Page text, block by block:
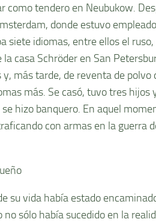
como tendero en Neubukow.
donde estuvo
siete idiomas, entre ellos el
casa Schröder en San
más tarde, de reventa de polvo
más. Se casó, tuvo tres hijos
hizo banquero. En aquel
con armas en la guerra
su vida había estado
no sólo había sucedido en la